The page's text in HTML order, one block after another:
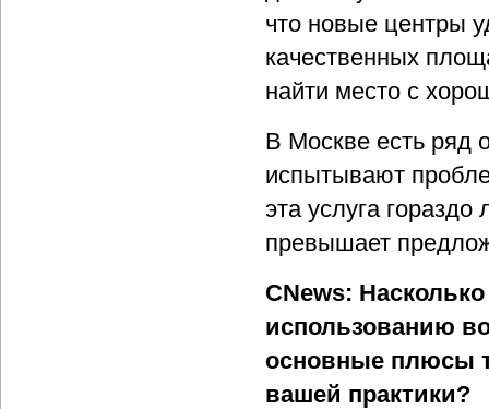
что новые центры
качественных
найти место с
В Москве есть ряд
испытывают
эта услуга
превышает
CNews:
использованию
основные плюсы
вашей практики?